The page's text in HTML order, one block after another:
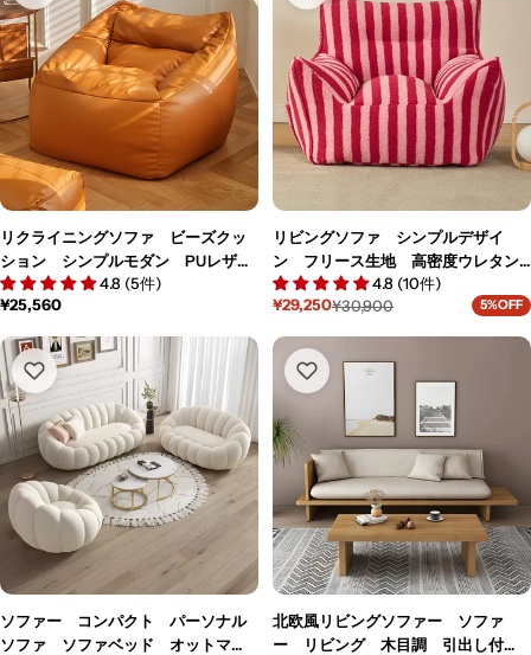
リクライニングソファ ビーズクッ
ション シンプルモダン PUレザー
生地 発泡ビーズ 取り外し可能な
カバーリング ブラウン BSF-
4.8 (5件)
通
価
格
¥25,560
リビングソファ シンプルデザイ
ン フリース生地 高密度ウレタン
フォーム 発泡ビーズ 1.5人掛け
軽量デザイン ピンク BSF-M113
4.8 (10件)
セ
ル
価
¥29,250
通
価
格
¥30,900 5%OFF
ソファー コンパクト パーソナル
ソファ ソファベッド オットマ
北欧風リビングソファー ソファ
ー リビング 木目調 引出し付